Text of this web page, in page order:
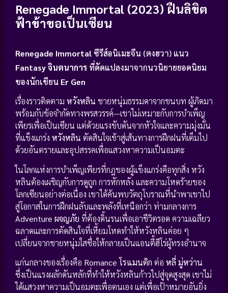
Renegade Immortal (2023) ฝืนลิขิต
ฟ้าข้าขอเป็นเซียน
Renegade Immortal ซีรีส์อนิเมะจีน (ตงฮวา) แนว
Fantasy จินตนาการ ที่ดัดแปลงมาจากนวนิยายยอดนิยม
ของนักเขียน Er Gen
เรื่องราวติดตาม หวังหลิน ชายหนุ่มธรรมดาจากชนบท ผู้เกิดมา
พร้อมกับข้อจำกัดทางพรสวรรค์—เขาไม่เหมาะกับการบำเพ็ญ
เพียรเพื่อเป็นเซียน แต่ด้วยแรงขับดันจากหัวใจและความมุ่งมั่น
ที่แข็งแกร่ง หวังหลิน ตัดสินใจเข้าสู่เส้นทางการฝึกฝนที่เต็มไป
ด้วยอันตรายและอุปสรรคเพื่อแสวงหาความเป็นอมตะ
ในโลกแห่งการบำเพ็ญเพียรที่กฎของผู้แข็งแกร่งคือทุกสิ่ง หวัง
หลินต้องเผชิญกับการดูถูก การหักหลัง และความโหดร้ายของ
โลกเซียนอย่างต่อเนื่อง เขาได้ค้นพบวัตถุโบราณที่นำพาเขาไป
สู่โอกาสในการฝึกฝนลับและพลังที่เหนือกว่า ท่ามกลางการ
Adventure ผจญภัย ที่ต้องดิ้นรนเพื่อเอาชีวิตรอด ความเฉลียว
ฉลาดและการตัดสินใจที่เหี้ยมโหดทำให้หวังหลินค่อย ๆ
เปลี่ยนจากชายหนุ่มใสซื่อให้กลายเป็นแอนตี้ฮีโร่ผู้ทรงอำนาจ
แก่นกลางของเรื่องคือ Romance โรแมนติก ต่อ หลี่ มู่หว่าน
ซึ่งเป็นแรงผลักดันหลักที่ทำให้หวังหลินก้าวไปสู่จุดสูงสุด เขาไม่
ได้แสวงหาความเป็นอมตะเพื่อตนเอง แต่เพื่อเป้าหมายอันยิ่ง